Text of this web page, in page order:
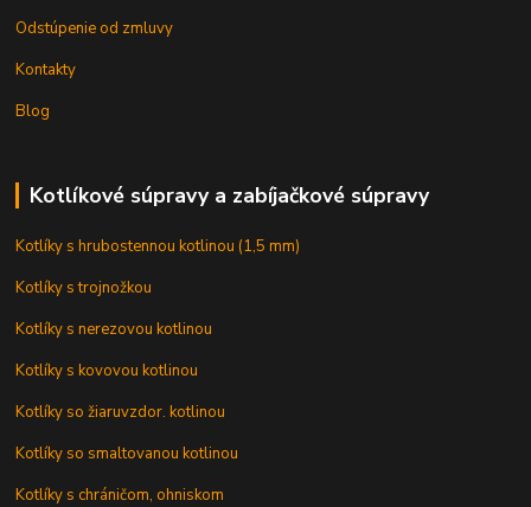
Odstúpenie od zmluvy
Kontakty
Blog
Kotlíkové súpravy a zabíjačkové súpravy
Kotlíky s hrubostennou kotlinou (1,5 mm)
Kotlíky s trojnožkou
Kotlíky s nerezovou kotlinou
Kotlíky s kovovou kotlinou
Kotlíky so žiaruvzdor. kotlinou
Kotlíky so smaltovanou kotlinou
Kotlíky s chráničom, ohniskom